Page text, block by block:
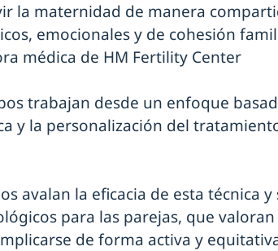
la maternidad de manera
emocionales y de cohesión
médica de HM Fertility Center
trabajan desde un enfoque
y la personalización del
avalan la eficacia de esta técnica
para las parejas, que
de forma activa y